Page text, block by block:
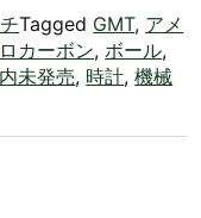
Tagged GMT, アメ
カーボン,ボール,
未発売, 時計,機械